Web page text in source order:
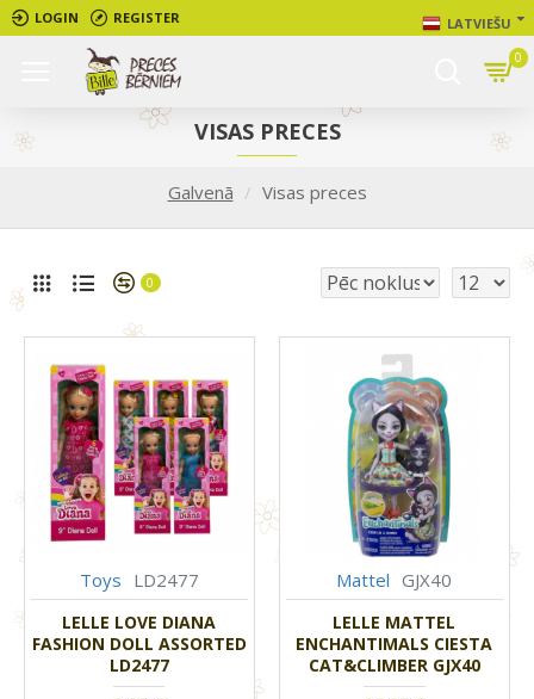
LOGIN REGISTER LATVIEŠU
0
Galvenā Visas preces
VISAS PRECES
0
Toys LD2477
LELLE LOVE DIANA
FASHION DOLL ASSORTED
LD2477
Mattel GJX40
LELLE MATTEL
ENCHANTIMALS CIESTA
CAT&CLIMBER GJX40